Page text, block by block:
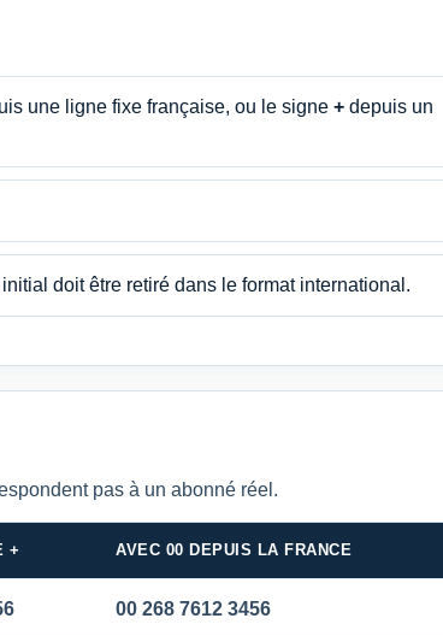
une ligne fixe française, ou le signe + depuis un
doit être retiré dans le format international.
pas à un abonné réel.
+ AVEC 00 DEPUIS LA FRANCE
00 268 7612 3456